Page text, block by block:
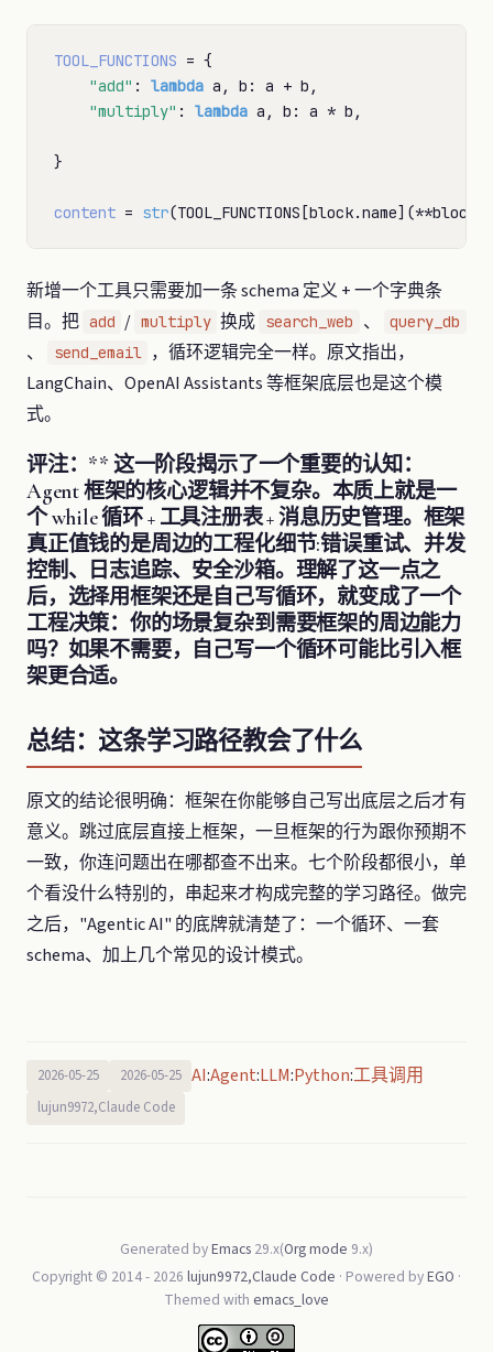
TOOL_FUNCTIONS = {
"add" : lambda a, b: a + b,
"multiply" : lambda a, b: a * b,
}
content = str(TOOL_FUNCTIONS[block.name](**block.
新增一个工具只需要加一条 schema 定义 + 一个字典条
目。把 add / multiply 换成 search_web 、 query_db
、 send_email ，循环逻辑完全一样。原文指出，
LangChain、OpenAI Assistants 等框架底层也是这个模
式。
评注：** 这一阶段揭示了一个重要的认知：
Agent 框架的核心逻辑并不复杂。本质上就是一
个 while 循环 + 工具注册表 + 消息历史管理。框架
真正值钱的是周边的工程化细节:错误重试、并发
控制、日志追踪、安全沙箱。理解了这一点之
后，选择用框架还是自己写循环，就变成了一个
工程决策：你的场景复杂到需要框架的周边能力
吗？如果不需要，自己写一个循环可能比引入框
架更合适。
总结：这条学习路径教会了什么
原文的结论很明确：框架在你能够自己写出底层之后才有
意义。跳过底层直接上框架，一旦框架的行为跟你预期不
一致，你连问题出在哪都查不出来。七个阶段都很小，单
个看没什么特别的，串起来才构成完整的学习路径。做完
之后，"Agentic AI" 的底牌就清楚了：一个循环、一套
schema、加上几个常见的设计模式。
2026-05-25 2026-05-25 AI:Agent:LLM:Python:工具调用
lujun9972,Claude Code
Generated byEmacs 29.x(Org mode 9.x)
Copyright © 2014 - 2026 lujun9972,Claude Code · Powered byEGO ·
Themed with emacs_love